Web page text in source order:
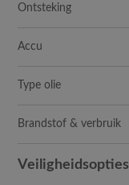
Ontsteking
Accu
Type olie
Brandstof & verbruik
Veiligheidsopties